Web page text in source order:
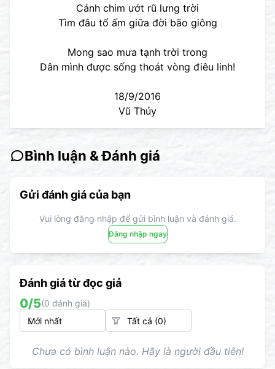
Cánh chim ướt rũ lưng trời
Tìm đâu tổ ấm giữa đời bão giông
Mong sao mưa tạnh trời trong
Dân mình được sống thoát vòng điêu linh!
18/9/2016
Vũ Thủy
Bình luận & Đánh giá
Gửi đánh giá của bạn
Vui lòng đăng nhập để gửi bình luận và đánh giá.
Đăng nhập ngay
Đánh giá từ đọc giả
0/5(0 đánh giá)
Chưa có bình luận nào. Hãy là người đầu tiên!